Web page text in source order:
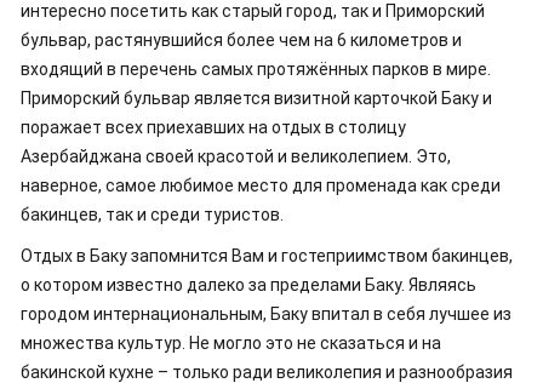
интересно посетить как старый город, так и Приморский
бульвар, растянувшийся более чем на 6 километров и
входящий в перечень самых протяжённых парков в мире.
Приморский бульвар является визитной карточкой Баку и
поражает всех приехавших на отдых в столицу
Азербайджана своей красотой и великолепием. Это,
наверное, самое любимое место для променада как среди
бакинцев, так и среди туристов.
Отдых в Баку запомнится Вам и гостеприимством бакинцев,
о котором известно далеко за пределами Баку. Являясь
городом интернациональным, Баку впитал в себя лучшее из
множества культур. Не могло это не сказаться и на
бакинской кухне – только ради великолепия и разнообразия